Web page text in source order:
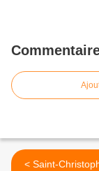
< Saint-Christophe-sur-le-